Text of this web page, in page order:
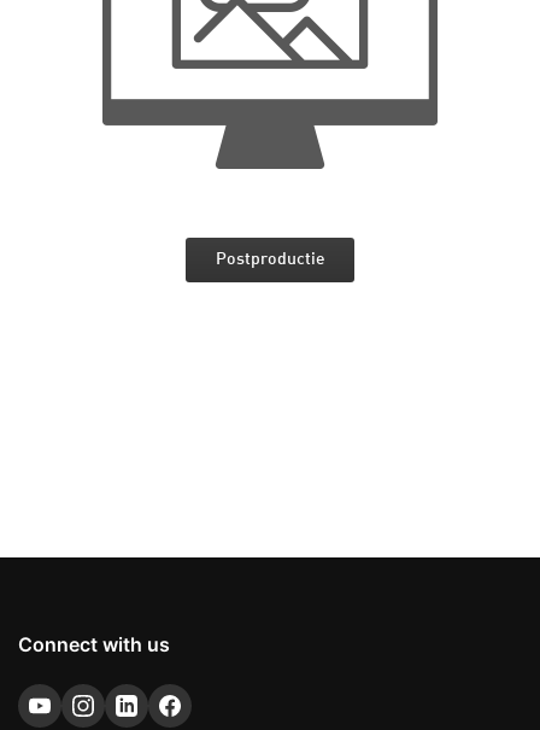
Postproductie
Connect with us